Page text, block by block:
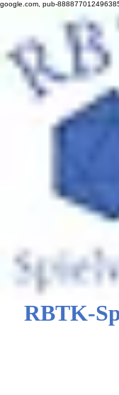
google.com, pub-
RBTK-